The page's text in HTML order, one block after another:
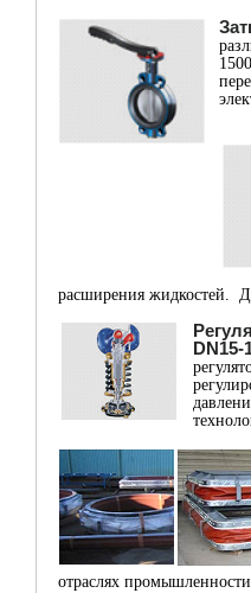
расширения жидкостей.
DN15-
отраслях